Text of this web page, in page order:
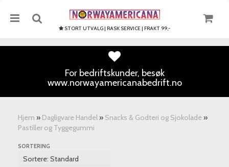
STORT UTVALG | RASK SERVICE | FRAKT 99,-
For bedriftskunder, besøk
www.norwayamericanabedrift.no
Hjem » Dagligvare Handel » Snacks & Godteri og Sjokolade »
Pastiller og Tyggegummi
SORTERING